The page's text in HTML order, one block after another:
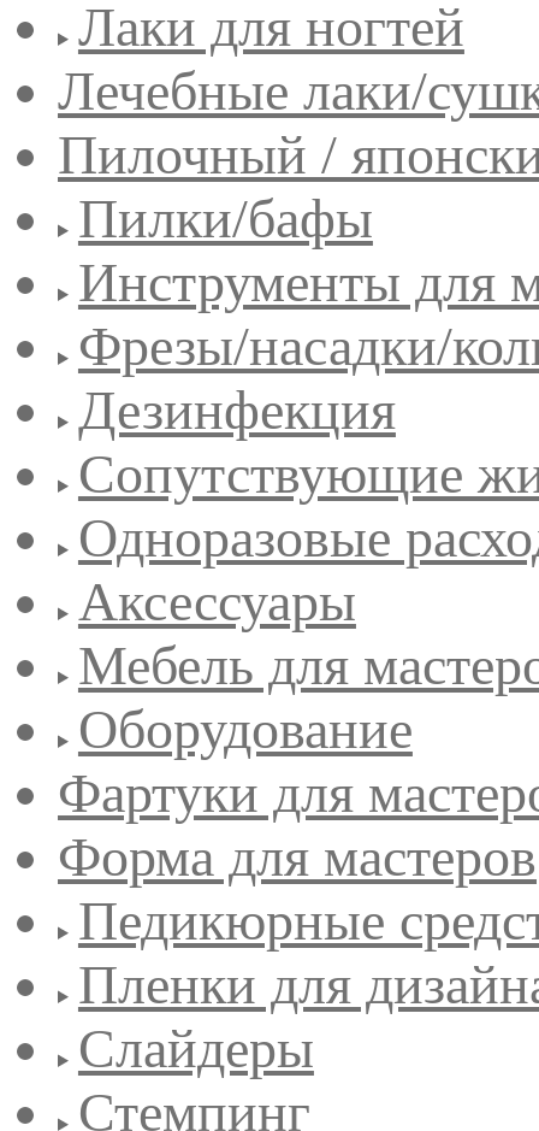
Лаки для ногтей
Лечебные лаки/
Пилочный /
Пилки/бафы
Инструменты для
Фрезы/насадки/
Дезинфекция
Сопутствующие
Одноразовые
Аксессуары
Мебель для
Оборудование
Фартуки для
Форма для мастеров
Педикюрные
Пленки для
Слайдеры
Стемпинг